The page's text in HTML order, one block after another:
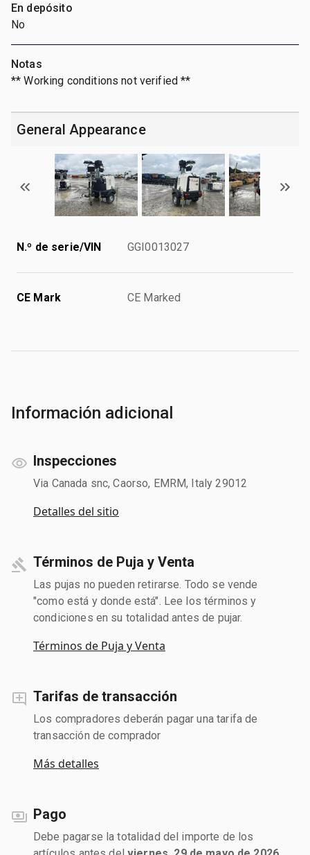
En depósito
No
Notas
** Working conditions not verified **
General Appearance
N.º de serie/VIN GGI0013027
CE Mark CE Marked
Información adicional
Inspecciones
Via Canada snc, Caorso, EMRM, Italy 29012
Detalles del sitio
Términos de Puja y Venta
Las pujas no pueden retirarse. Todo se vende
"como está y donde está". Lee los términos y
condiciones en su totalidad antes de pujar.
Términos de Puja y Venta
Tarifas de transacción
Los compradores deberán pagar una tarifa de
transacción de comprador
Más detalles
Pago
Debe pagarse la totalidad del importe de los